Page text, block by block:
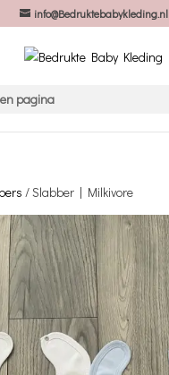
info@Bedruktebabykleding.nl
pagina
/ Slabber | Milkivore